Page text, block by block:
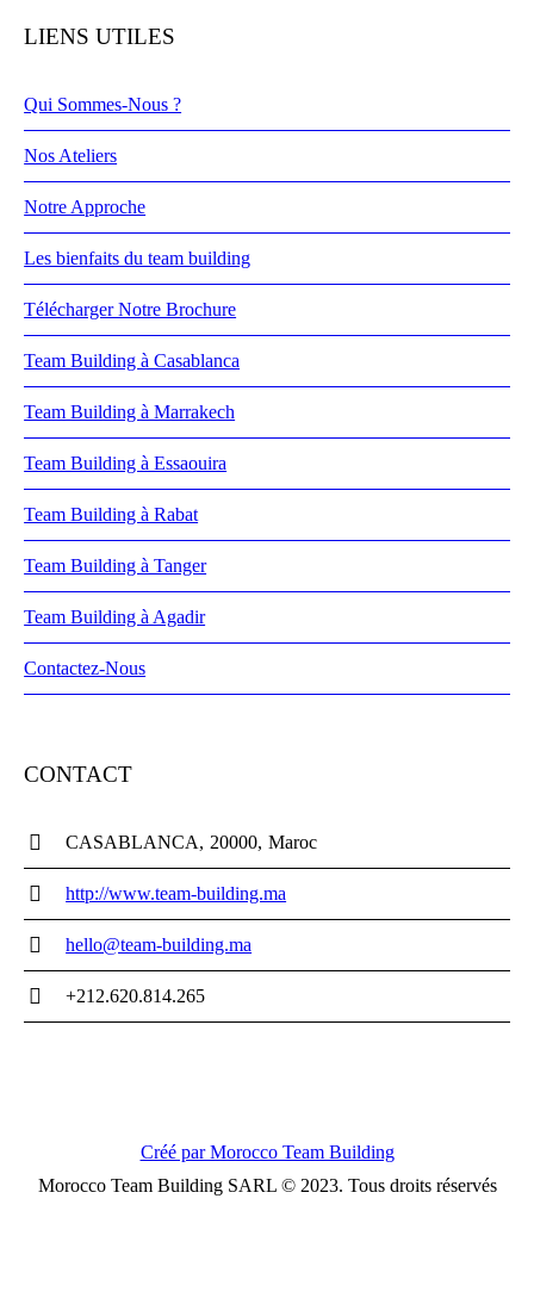
LIENS UTILES
Qui Sommes-Nous ?
Nos Ateliers
Notre Approche
Les bienfaits du team building
Télécharger Notre Brochure
Team Building à Casablanca
Team Building à Marrakech
Team Building à Essaouira
Team Building à Rabat
Team Building à Tanger
Team Building à Agadir
Contactez-Nous
CONTACT
CASABLANCA 20000 Maroc
http://www.team-building.ma
hello@team-building.ma
+212.620.814.265
Créé par Morocco Team Building
Morocco Team Building SARL © 2023. Tous droits réservés